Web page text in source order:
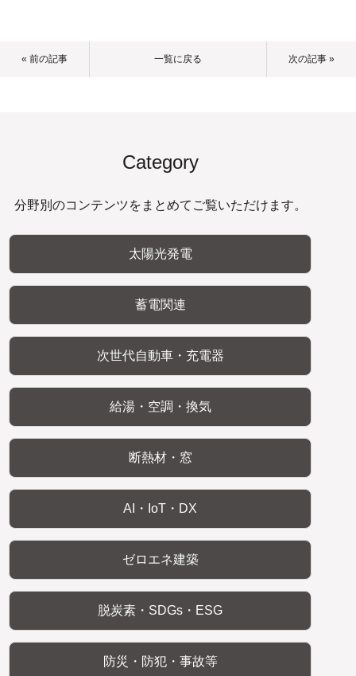
« 前の記事 一覧に戻る 次の記事 »
Category
分野別のコンテンツをまとめてご覧いただけます。
太陽光発電
蓄電関連
次世代自動車・充電器
給湯・空調・換気
断熱材・窓
AI・IoT・DX
ゼロエネ建築
脱炭素・SDGs・ESG
防災・防犯・事故等